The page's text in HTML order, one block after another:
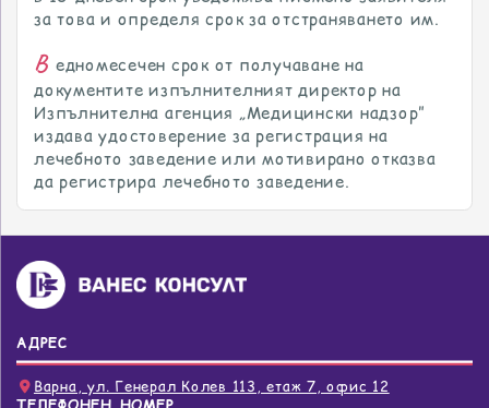
за това и определя срок за отстраняването им.
В едномесечен срок от получаване на
документите изпълнителният директор на
Изпълнителна агенция „Медицински надзор”
издава удостоверение за регистрация на
лечебното заведение или мотивирано отказва
да регистрира лечебното заведение.
АДРЕС
Варна, ул. Генерал Колев 113, етаж 7, офис 12